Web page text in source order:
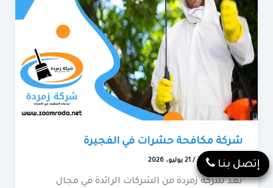
شركة مكافحة حشرات في الفجيرة
خدمات الفجيرة/21 يوليو، 2026
تُعد شركة زمردة من الشركات الرائدة في مجال
إتصل بنا